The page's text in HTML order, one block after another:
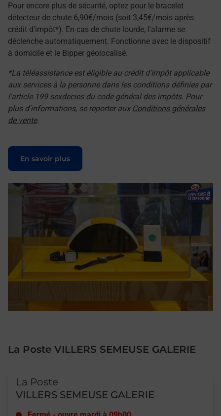
Pour encore plus de sécurité, optez pour le bracelet
détecteur de chute 6,90€/mois (soit 3,45€/mois après
crédit d'impôt*). En cas de chute lourde, l'alarme se
déclenche automatiquement. Fonctionne avec le dispositif
à domicile et le Bipper géolocalisé.
*La téléassistance est éligible au crédit d'impôt applicable
aux services à la personne dans les conditions définies par
l'article 199 sexdecies du code général des impôts. Pour
plus d'informations, se reporter aux Conditions générales
de vente.
En savoir plus
Le lien s'ouvre dans un nouvel onglet
La Poste VILLERS SEMEUSE GALERIE
La Poste
VILLERS SEMEUSE GALERIE